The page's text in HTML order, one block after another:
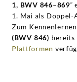
1, BWV 846–869”
1. Mai als Doppel-
Zum
(BWV 846) bereits
Plattformen